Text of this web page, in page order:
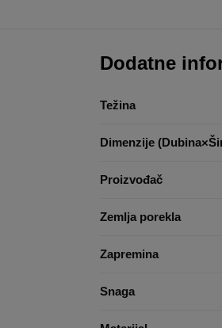
Dodatne
Težina
Dimenzije
Proizvođač
Zemlja porekla
Zapremina
Snaga